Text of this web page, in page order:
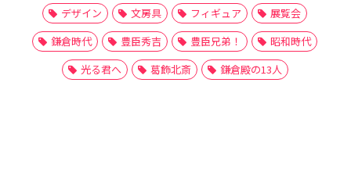
デザイン
文房具 フィギュア
展覧会
鎌倉時代
豊臣秀吉 豊臣兄弟！
昭和時代
光る君へ
葛飾北斎 鎌倉殿の13人